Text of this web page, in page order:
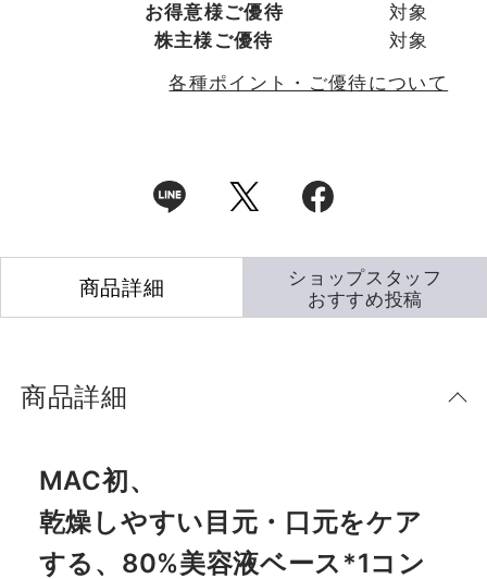
お得意様ご優待
対象
株主様ご優待
対象
各種ポイント・ご優待について
商品詳細
商品詳細
MAC初、
乾燥しやすい目元・口元をケア
する、80%美容液ベース*1コン
ショップスタッフ
おすすめ投稿